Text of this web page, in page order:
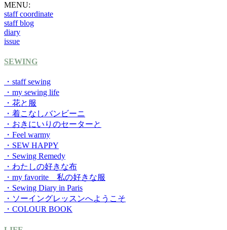
MENU:
staff coordinate
staff blog
diary
issue
SEWING
・staff sewing
・my sewing life
・花と服
・着こなしバンビーニ
・おきにいりのセーターと
・Feel warmy
・SEW HAPPY
・Sewing Remedy
・わたしの好きな布
・my favorite 私の好きな服
・Sewing Diary in Paris
・ソーイングレッスンへようこそ
・COLOUR BOOK